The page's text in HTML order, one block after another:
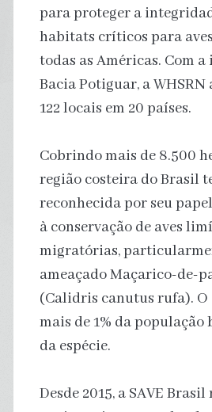
para proteger a
habitats críticos para
todas as Américas. Com
Bacia Potiguar, a WHSRN
122 locais em 20 países.
Cobrindo mais de 8.500
região costeira do Brasil
reconhecida por seu
à conservação de aves
migratórias,
ameaçado Maçarico-de-
(Calidris canutus rufa).
mais de 1% da população
da espécie.
Desde 2015, a SAVE